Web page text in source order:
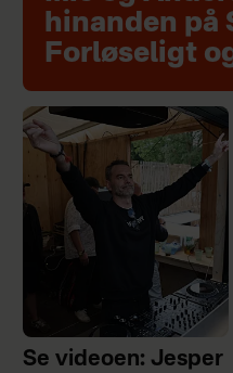
hinanden på
Forløseligt
Se videoen: Jesper